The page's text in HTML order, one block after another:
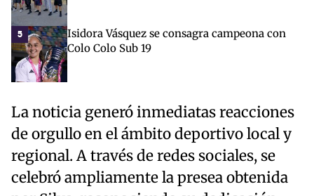
5
Isidora Vásquez se consagra campeona con
Colo Colo Sub 19
La noticia generó inmediatas reacciones
de orgullo en el ámbito deportivo local y
regional. A través de redes sociales, se
celebró ampliamente la presea obtenida